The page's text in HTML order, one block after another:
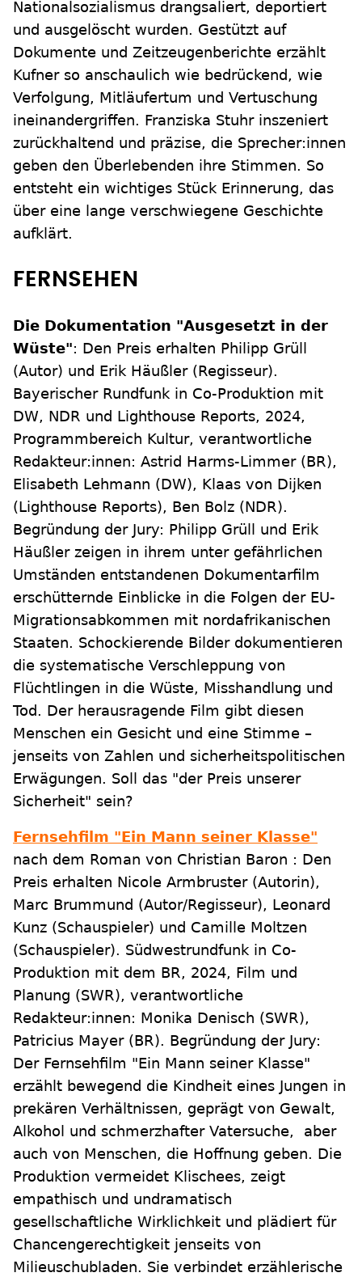
Nationalsozialismus drangsaliert, deportiert
und ausgelöscht wurden. Gestützt auf
Dokumente und Zeitzeugenberichte erzählt
Kufner so anschaulich wie bedrückend, wie
Verfolgung, Mitläufertum und Vertuschung
ineinandergriffen. Franziska Stuhr inszeniert
zurückhaltend und präzise, die Sprecher:innen
geben den Überlebenden ihre Stimmen. So
entsteht ein wichtiges Stück Erinnerung, das
über eine lange verschwiegene Geschichte
aufklärt.
FERNSEHEN
Die Dokumentation "Ausgesetzt in der
Wüste": Den Preis erhalten Philipp Grüll
(Autor) und Erik Häußler (Regisseur).
Bayerischer Rundfunk in Co-Produktion mit
DW, NDR und Lighthouse Reports, 2024,
Programmbereich Kultur, verantwortliche
Redakteur:innen: Astrid Harms-Limmer (BR),
Elisabeth Lehmann (DW), Klaas von Dijken
(Lighthouse Reports), Ben Bolz (NDR).
Begründung der Jury: Philipp Grüll und Erik
Häußler zeigen in ihrem unter gefährlichen
Umständen entstandenen Dokumentarfilm
erschütternde Einblicke in die Folgen der EU-
Migrationsabkommen mit nordafrikanischen
Staaten. Schockierende Bilder dokumentieren
die systematische Verschleppung von
Flüchtlingen in die Wüste, Misshandlung und
Tod. Der herausragende Film gibt diesen
Menschen ein Gesicht und eine Stimme –
jenseits von Zahlen und sicherheitspolitischen
Erwägungen. Soll das "der Preis unserer
Sicherheit" sein?
Fernsehfilm "Ein Mann seiner Klasse"
nach dem Roman von Christian Baron : Den
Preis erhalten Nicole Armbruster (Autorin),
Marc Brummund (Autor/Regisseur), Leonard
Kunz (Schauspieler) und Camille Moltzen
(Schauspieler). Südwestrundfunk in Co-
Produktion mit dem BR, 2024, Film und
Planung (SWR), verantwortliche
Redakteur:innen: Monika Denisch (SWR),
Patricius Mayer (BR). Begründung der Jury:
Der Fernsehfilm "Ein Mann seiner Klasse"
erzählt bewegend die Kindheit eines Jungen in
prekären Verhältnissen, geprägt von Gewalt,
Alkohol und schmerzhafter Vatersuche, aber
auch von Menschen, die Hoffnung geben. Die
Produktion vermeidet Klischees, zeigt
empathisch und undramatisch
gesellschaftliche Wirklichkeit und plädiert für
Chancengerechtigkeit jenseits von
Milieuschubladen. Sie verbindet erzählerische